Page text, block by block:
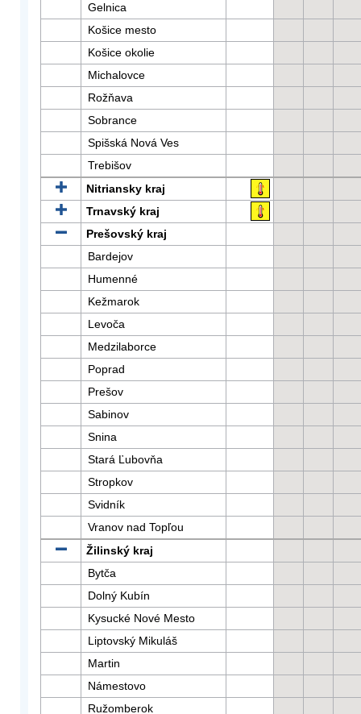
Gelnica
Košice mesto
Košice okolie
Michalovce
Rožňava
Sobrance
Spišská Nová Ves
Trebišov
Nitriansky kraj
Trnavský kraj
Prešovský kraj
Bardejov
Humenné
Kežmarok
Levoča
Medzilaborce
Poprad
Prešov
Sabinov
Snina
Stará Ľubovňa
Stropkov
Svidník
Vranov nad Topľou
Žilinský kraj
Bytča
Dolný Kubín
Kysucké Nové Mesto
Liptovský Mikuláš
Martin
Námestovo
Ružomberok